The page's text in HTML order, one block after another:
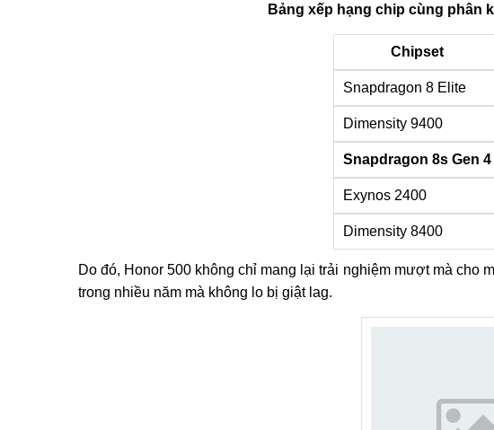
Bảng xếp hạng chip cùng phân
Chipset
Snapdragon 8 Elite
Dimensity 9400
Snapdragon 8s Gen 4
Exynos 2400
Dimensity 8400
Do đó, Honor 500 không chỉ mang lại trải nghiệm mượt mà cho
trong nhiều năm mà không lo bị giật lag.